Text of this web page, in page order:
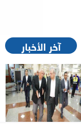
آخر الأخبار